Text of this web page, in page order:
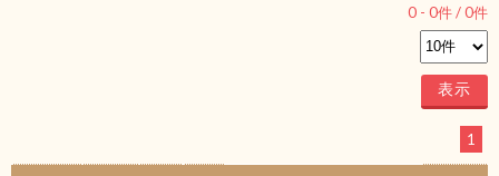
0 - 0件 /0件
1